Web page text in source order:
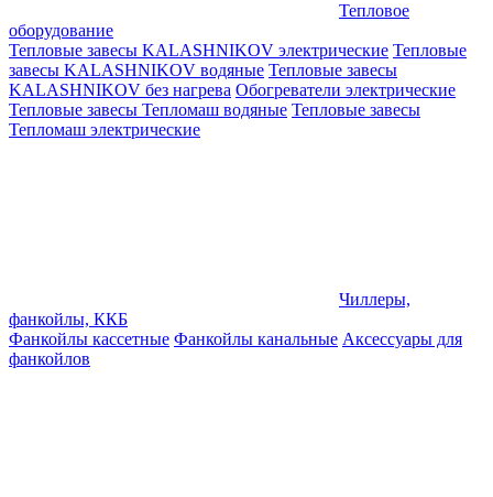
Тепловое
оборудование
Тепловые завесы KALASHNIKOV электрические Тепловые
завесы KALASHNIKOV водяные Тепловые завесы
KALASHNIKOV без нагрева Обогреватели электрические
Тепловые завесы Тепломаш водяные Тепловые завесы
Тепломаш электрические
Чиллеры,
фанкойлы, ККБ
Фанкойлы кассетные Фанкойлы канальные Аксессуары для
фанкойлов